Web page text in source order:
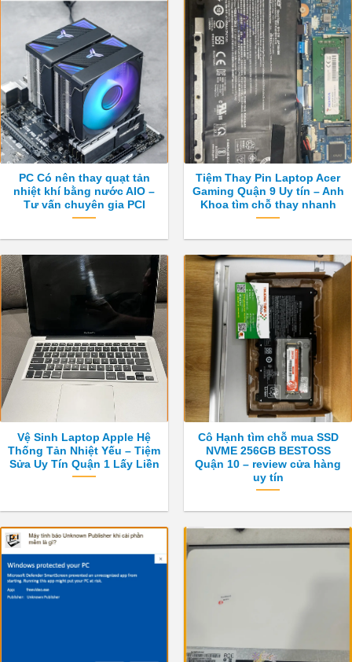
PC Có nên thay quạt tản
nhiệt khí bằng nước AIO –
Tư vấn chuyên gia PCI
Tiệm Thay Pin Laptop Acer
Gaming Quận 9 Uy tín – Anh
Khoa tìm chỗ thay nhanh
Vệ Sinh Laptop Apple Hệ
Thống Tản Nhiệt Yếu – Tiệm
Sửa Uy Tín Quận 1 Lấy Liền
Cô Hạnh tìm chỗ mua SSD
NVME 256GB BESTOSS
Quận 10 – review cửa hàng
uy tín